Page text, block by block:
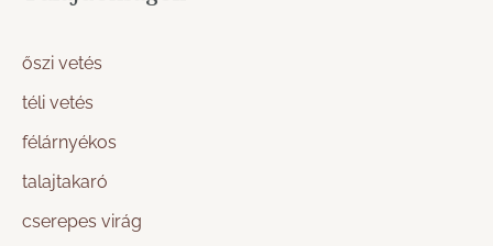
őszi vetés
téli vetés
félárnyékos
talajtakaró
cserepes virág